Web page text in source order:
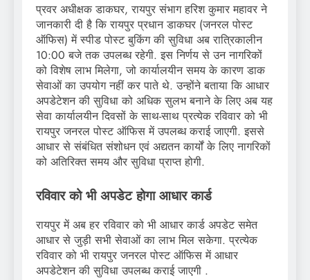
प्रवर अधीक्षक डाकघर, रायपुर संभाग हरिश कुमार महावर ने
जानकारी दी है कि रायपुर प्रधान डाकघर (जनरल पोस्ट
ऑफिस) में स्पीड पोस्ट बुकिंग की सुविधा अब रात्रिकालीन
10:00 बजे तक उपलब्ध रहेगी. इस निर्णय से उन नागरिकों
को विशेष लाभ मिलेगा, जो कार्यालयीन समय के कारण डाक
सेवाओं का उपयोग नहीं कर पाते थे. उन्होंने बताया कि आधार
अपडेटेशन की सुविधा को अधिक सुलभ बनाने के लिए अब यह
सेवा कार्यालयीन दिवसों के साथ-साथ प्रत्येक रविवार को भी
रायपुर जनरल पोस्ट ऑफिस में उपलब्ध कराई जाएगी. इससे
आधार से संबंधित संशोधन एवं अद्यतन कार्यों के लिए नागरिकों
को अतिरिक्त समय और सुविधा प्राप्त होगी.
रविवार को भी अपडेट होगा आधार कार्ड
रायपुर में अब हर रविवार को भी आधार कार्ड अपडेट समेत
आधार से जुड़ी सभी सेवाओं का लाभ मिल सकेगा. प्रत्येक
रविवार को भी रायपुर जनरल पोस्ट ऑफिस में आधार
अपडेटेशन की सुविधा उपलब्ध कराई जाएगी .